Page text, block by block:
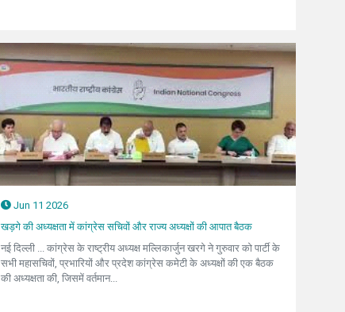
Jun 11 2026
खड़गे की अध्यक्षता में कांग्रेस सचिवों और राज्य अध्यक्षों की आपात बैठक
नई दिल्ली ... कांग्रेस के राष्ट्रीय अध्यक्ष मल्लिकार्जुन खरगे ने गुरुवार को पार्टी के
सभी महासचिवों, प्रभारियों और प्रदेश कांग्रेस कमेटी के अध्यक्षों की एक बैठक
की अध्यक्षता की, जिसमें वर्तमान...